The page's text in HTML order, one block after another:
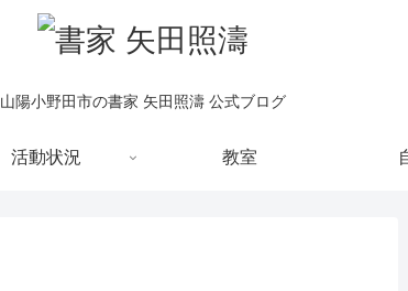
山陽小野田市の書家 矢田照濤 公式ブログ
活動状況 教室